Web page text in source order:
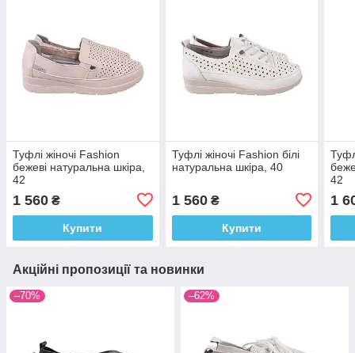
Туфлі жіночі Fashion
бежеві натуральна шкіра,
42
1 560 ₴
Купити
Туфлі жіночі Fashion білі
натуральна шкіра, 40
1 560₴
Купити
42
1
Акційні пропозиції та новинки
–70% –62%